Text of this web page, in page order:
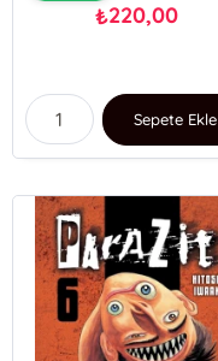
₺220,00
Sepete Ekle